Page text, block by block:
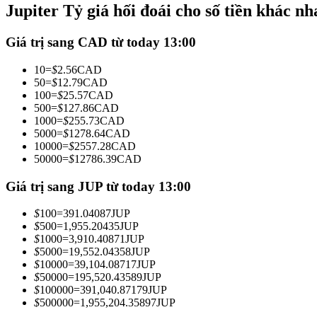
Futures sử dụng USDC làm tài sản thế chấp
Sao chép Giao dịch
Tham gia cùng các nhà giao dịch hàng đầu
Jupiter Tỷ giá hối đoái cho số tiền khác
Giá trị sang CAD từ today 13:00
10=$2.56CAD
50=$12.79CAD
100=$25.57CAD
500=$127.86CAD
1000=$255.73CAD
5000=$1278.64CAD
10000=$2557.28CAD
50000=$12786.39CAD
Giá trị sang JUP từ today 13:00
$100=391.04087JUP
$500=1,955.20435JUP
$1000=3,910.40871JUP
$5000=19,552.04358JUP
$10000=39,104.08717JUP
$50000=195,520.43589JUP
$100000=391,040.87179JUP
$500000=1,955,204.35897JUP